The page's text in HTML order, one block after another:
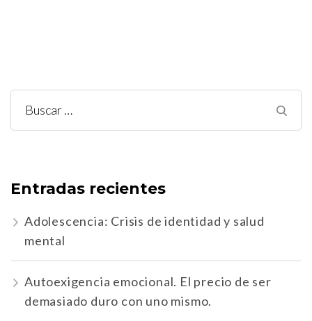
Buscar:
Entradas recientes
Adolescencia: Crisis de identidad y salud
mental
Autoexigencia emocional. El precio de ser
demasiado duro con uno mismo.